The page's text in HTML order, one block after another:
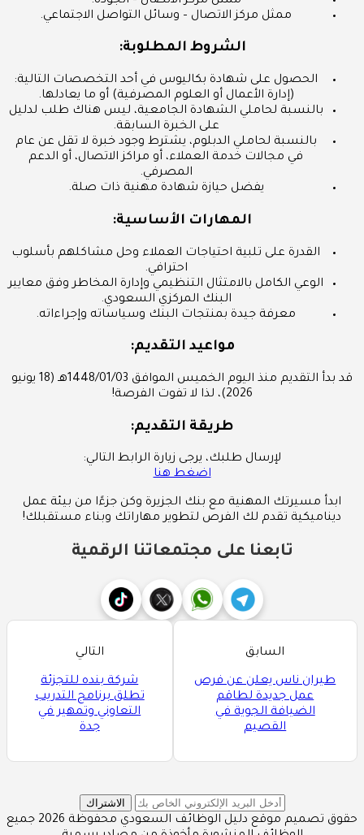
ممثل مركز الاتصال – وسائل التواصل الاجتماعي.
الشروط المطلوبة:
الحصول على شهادة بكاليوس في أحد التخصصات التالية:
(إدارة الأعمال أو العلوم المصرفية) أو ما يعادلها.
بالنسبة لحاملي الشهادة الجامعية، ليس هناك طلب لدليل
على الخبرة السابقة.
بالنسبة لحاملي الدبلوم، يشترط وجود خبرة لا تقل عن عام
في مجالات خدمة العملاء، أو مراكز الاتصال، أو الدعم
المصرفي.
يفضل حيازة شهادة مهنية ذات صلة.
المهارات الأساسية:
القدرة على تلبية احتياجات العملاء وحل مشاكلهم بأسلوب
احترافي.
الوعي الكامل بالامتثال التنظيمي وإدارة المخاطر وفق معايير
البنك المركزي السعودي.
معرفة جيدة بمنتجات البنك وسياساته وإجراءاته.
مواعيد التقديم:
قد بدأ التقديم منذ اليوم الخميس الموافق 1448/01/03هـ (18 يونيو
2026)، لذا لا تفوت الفرصة!
طريقة التقديم:
لإرسال طلبك، يرجى زيارة الرابط التالي:
اضغط هنا
ابدأ مسيرتك المهنية مع بنك الجزيرة وكن جزءًا من بيئة عمل
ديناميكية تقدم لك الفرص لتطوير مهاراتك وبناء مستقبلك!
تابعنا على مجتمعاتنا الرقمية
السابق
طيران ناس يعلن عن فرص
عمل جديدة لطاقم
الضيافة الجوية في
القصيم
التالي
شركة بنده للتجزئة
تطلق برنامج التدريب
التعاوني وتمهير في
جدة
الاشتراك
حقوق تصميم موقع دليل الوظائف السعودي محفوظة 2026 جميع